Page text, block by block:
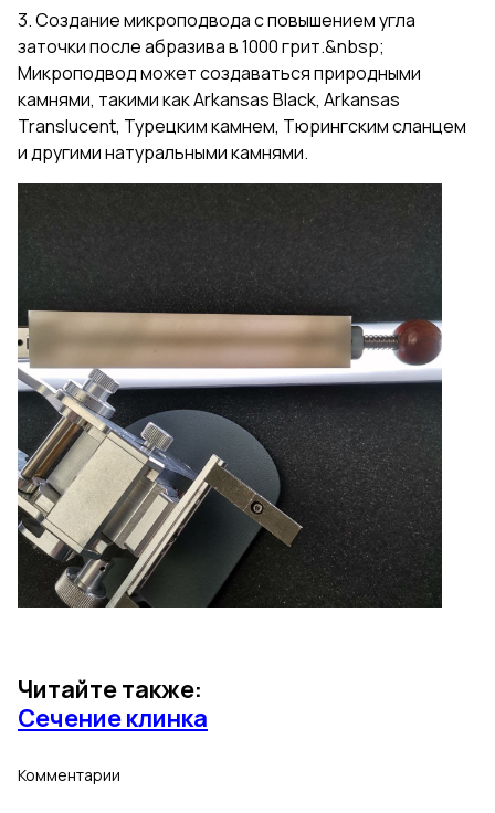
3. Создание микроподвода с повышением угла
заточки после абразива в 1000 грит.&nbsp;
Микроподвод может создаваться природными
камнями, такими как Arkansas Black, Arkansas
Translucent, Турецким камнем, Тюрингским сланцем
и другими натуральными камнями.
Читайте также:
Сечение клинка
Комментарии